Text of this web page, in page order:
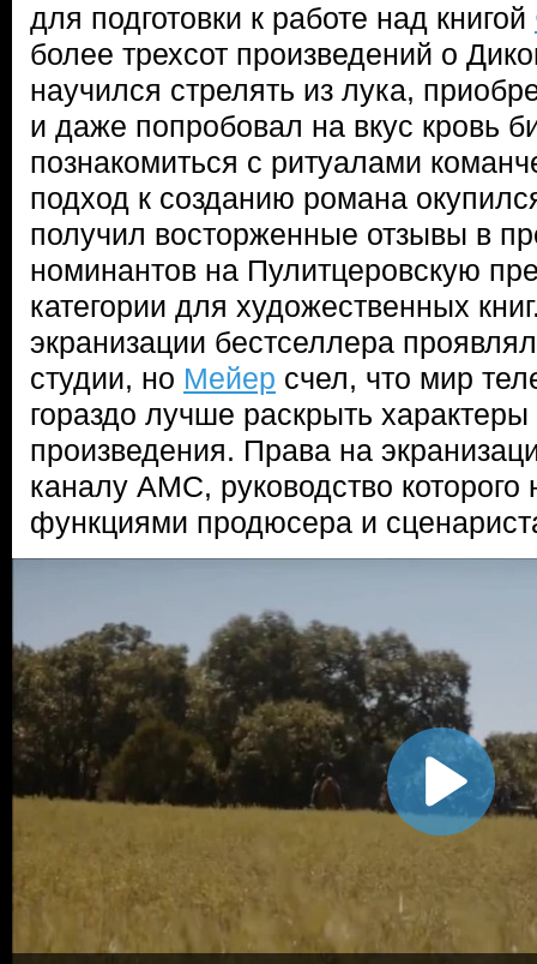
для подготовки к работе над книгой
более трехсот произведений о
научился стрелять из лука,
и даже попробовал на вкус кровь
познакомиться с ритуалами
подход к созданию романа
получил восторженные отзывы в
номинантов на Пулитцеровскую
категории для художественных
экранизации бестселлера
студии, но Мейер счел, что мир
гораздо лучше раскрыть характеры
произведения. Права на
каналу AMC, руководство
функциями продюсера и